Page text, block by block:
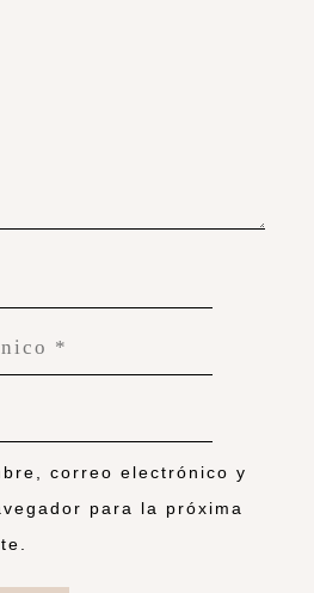
correo electrónico y
para la próxima